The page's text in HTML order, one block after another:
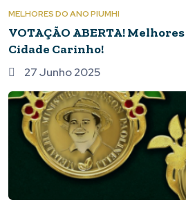
MELHORES DO ANO PIUMHI
VOTAÇÃO ABERTA!
Cidade Carinho!
27 Junho 2025